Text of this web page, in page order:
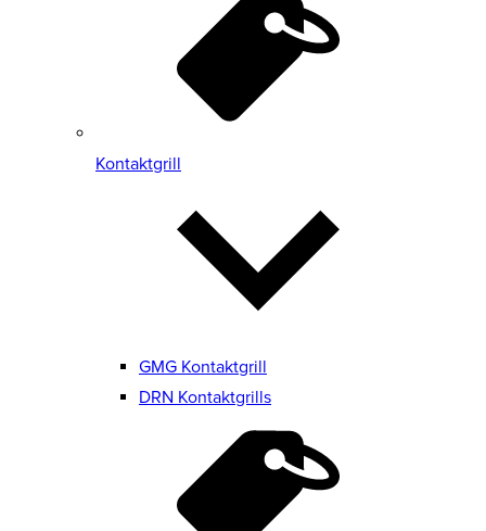
Kontaktgrill
GMG Kontaktgrill
DRN Kontaktgrills